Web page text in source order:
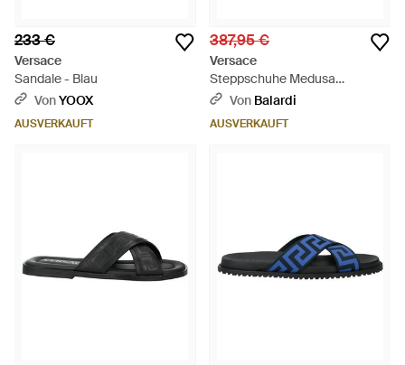
233 €
Versace
Sandale - Blau
VonYOOX
AUSVERKAUFT
387,95 €
Versace
Steppschuhe Medusa
Dimension - Grün
Von Balardi
AUSVERKAUFT